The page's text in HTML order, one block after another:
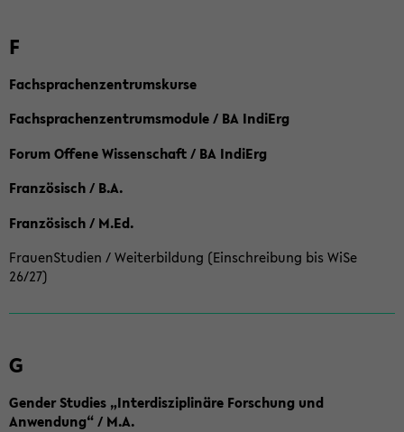
F
Fachsprachenzentrumskurse
Fachsprachenzentrumsmodule / BA IndiErg
Forum Offene Wissenschaft / BA IndiErg
Französisch / B.A.
Französisch / M.Ed.
FrauenStudien / Weiterbildung (Einschreibung bis WiSe
26/27)
G
Gender Studies „Interdisziplinäre Forschung und
Anwendung“ / M.A.